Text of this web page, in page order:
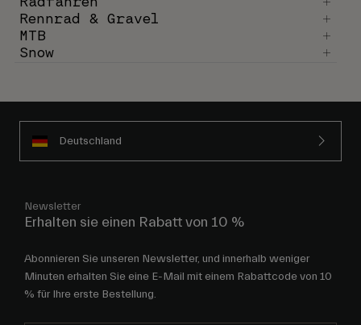
Rennrad & Gravel
MTB
Snow
Deutschland
Newsletter
Erhalten sie einen Rabatt von 10 %
Abonnieren Sie unseren Newsletter, und innerhalb weniger
Minuten erhalten Sie eine E-Mail mit einem Rabattcode von 10
% für Ihre erste Bestellung.